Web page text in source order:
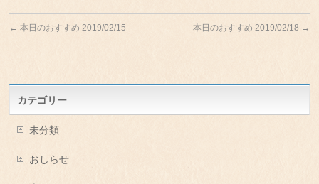
← 本日のおすすめ 2019/02/15 本日のおすすめ 2019/02/18 →
カテゴリー
未分類
おしらせ